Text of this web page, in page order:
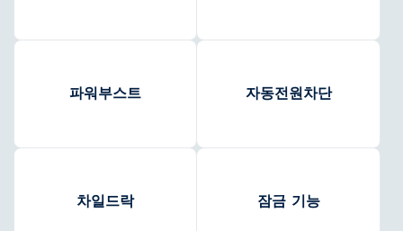
파워부스트 자동전원차단
차일드락 잠금 기능